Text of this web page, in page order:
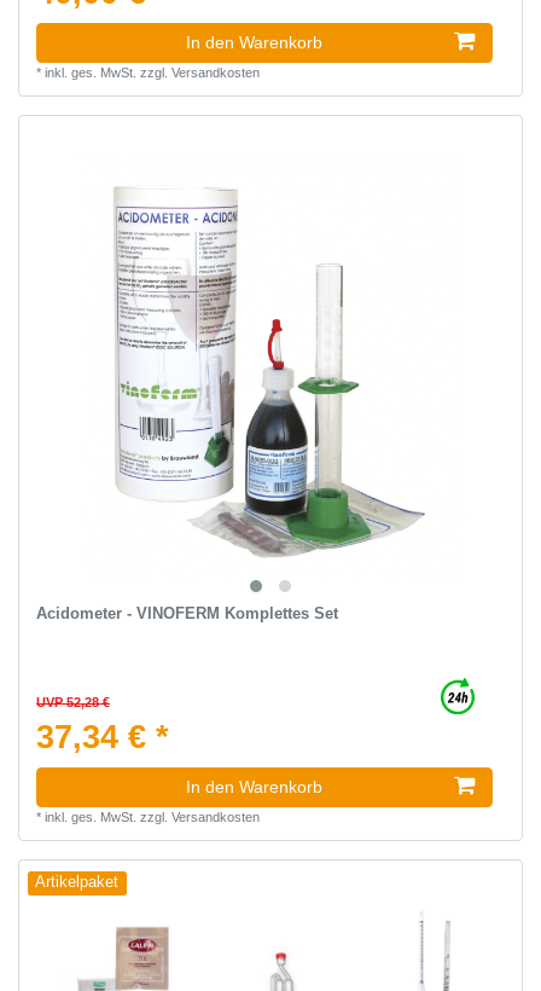
In den Warenkorb
* inkl. ges. MwSt. zzgl. Versandkosten
Acidometer - VINOFERM Komplettes Set
UVP 52,28 €
37,34 € *
In den Warenkorb
* inkl. ges. MwSt. zzgl. Versandkosten
Artikelpaket